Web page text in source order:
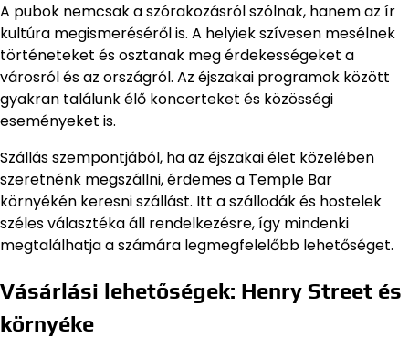
A pubok nemcsak a szórakozásról szólnak, hanem az ír
kultúra megismeréséről is. A helyiek szívesen mesélnek
történeteket és osztanak meg érdekességeket a
városról és az országról. Az éjszakai programok között
gyakran találunk élő koncerteket és közösségi
eseményeket is.
Szállás szempontjából, ha az éjszakai élet közelében
szeretnénk megszállni, érdemes a Temple Bar
környékén keresni szállást. Itt a szállodák és hostelek
széles választéka áll rendelkezésre, így mindenki
megtalálhatja a számára legmegfelelőbb lehetőséget.
Vásárlási lehetőségek: Henry Street és
környéke